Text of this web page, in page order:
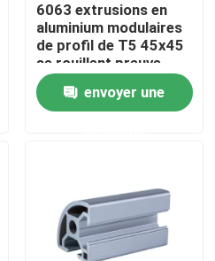
6063 extrusions en
aluminium modulaires
de profil de T5 45x45
se rouillent preuve
envoyer une